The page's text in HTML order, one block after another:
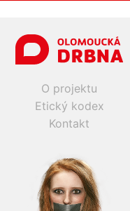
O projektu
Etický kodex
Kontakt